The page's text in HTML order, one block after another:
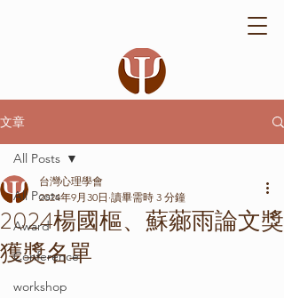
文章
All Posts
Award
Conference
workshop
All Posts
2024楊國樞、蘇薌雨論文獎
獲獎名單
台灣心理學會
2024年9月30日 讀畢需時 3 分鐘